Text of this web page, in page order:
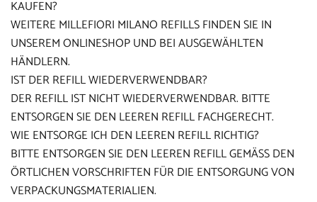
KAUFEN?
WEITERE MILLEFIORI MILANO REFILLS FINDEN SIE IN
UNSEREM ONLINESHOP UND BEI AUSGEWÄHLTEN
HÄNDLERN.
IST DER REFILL WIEDERVERWENDBAR?
DER REFILL IST NICHT WIEDERVERWENDBAR. BITTE
ENTSORGEN SIE DEN LEEREN REFILL FACHGERECHT.
WIE ENTSORGE ICH DEN LEEREN REFILL RICHTIG?
BITTE ENTSORGEN SIE DEN LEEREN REFILL GEMÄSS DEN Ö
RTLICHEN VORSCHRIFTEN FÜR DIE ENTSORGUNG VON V
ERPACKUNGSMATERIALIEN.